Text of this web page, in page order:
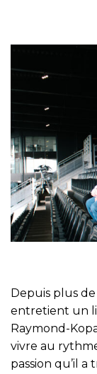
Depuis plus
entretient un
Raymond-
vivre au
passion qu’il a